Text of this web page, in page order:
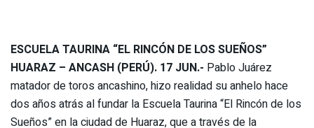
ESCUELA TAURINA “EL RINCÓN DE LOS SUEÑOS”
HUARAZ – ANCASH (PERÚ). 17 JUN.- Pablo Juárez
matador de toros ancashino, hizo realidad su anhelo hace
dos años atrás al fundar la Escuela Taurina “El Rincón de los
Sueños” en la ciudad de Huaraz, que a través de la